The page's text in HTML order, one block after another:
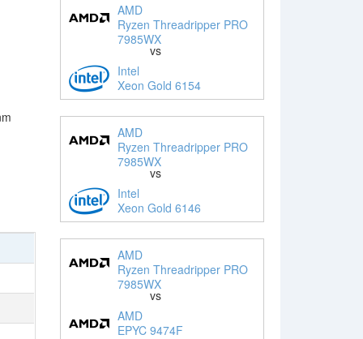
AMD
Ryzen Threadripper PRO
7985WX
vs
Intel
Xeon Gold 6154
AMD
Ryzen Threadripper PRO
7985WX
vs
Intel
Xeon Gold 6146
AMD
Ryzen Threadripper PRO
7985WX
vs
AMD
EPYC 9474F